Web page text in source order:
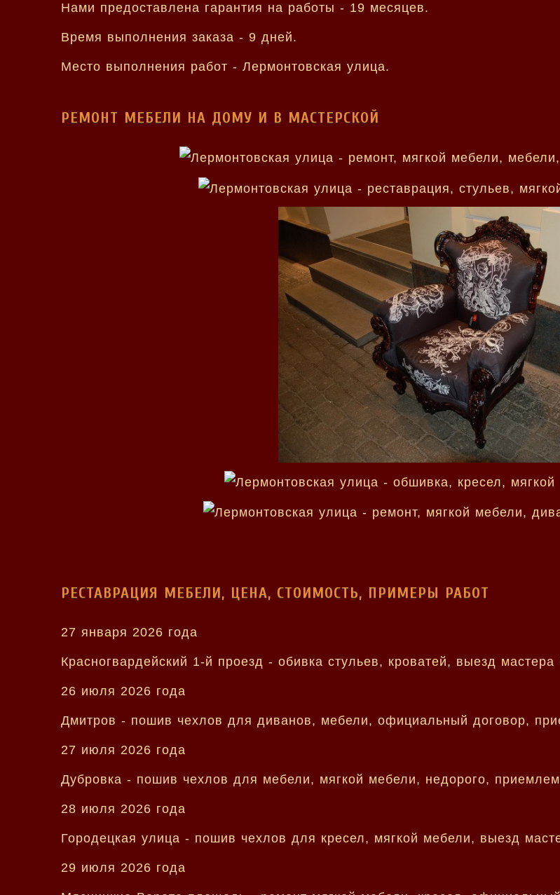
Нами предоставлена гарантия на работы - 19 месяцев.
Время выполнения заказа - 9 дней.
Место выполнения работ - Лермонтовская улица.
РЕМОНТ МЕБЕЛИ НА ДОМУ И В МАСТЕРСКОЙ
РЕСТАВРАЦИЯ МЕБЕЛИ, ЦЕНА, СТОИМОСТЬ, ПРИМЕРЫ РАБОТ
27 января 2026 года
Красногвардейский 1-й проезд - обивка стульев, кроватей, выезд
26 июля 2026 года
Дмитров - пошив чехлов для диванов, мебели, официальный договор,
27 июля 2026 года
Дубровка - пошив чехлов для мебели, мягкой мебели, недорого,
28 июля 2026 года
Городецкая улица - пошив чехлов для кресел, мягкой мебели, выезд
29 июля 2026 года